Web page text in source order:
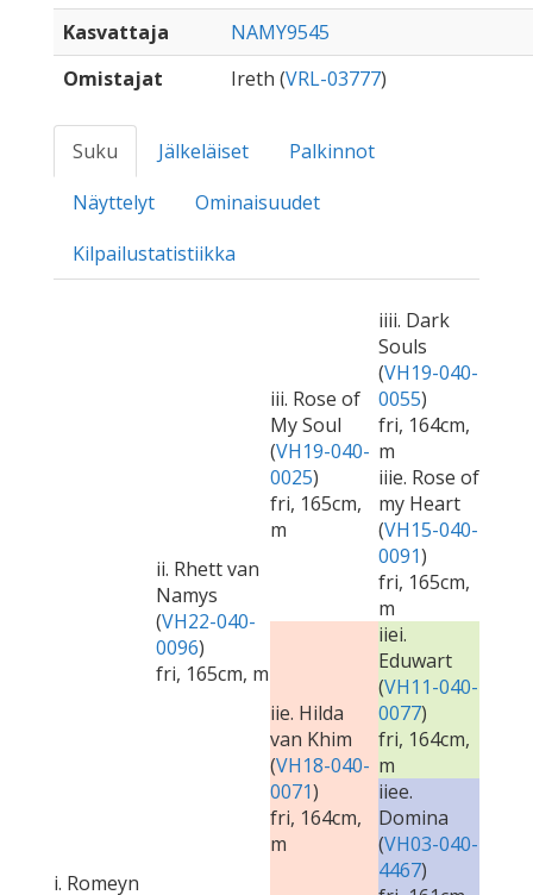
Kasvattaja
NAMY9545
Omistajat
Ireth (VRL-03777)
Suku Jälkeläiset
Palkinnot
Näyttelyt
Ominaisuudet
Kilpailustatistiikka
i. Romeyn
ii. Rhett van
Namys
(VH22-040-
0096)
fri, 165cm, m
iii. Rose of
My Soul
(VH19-040-
0025)
fri, 165cm,
m
iiii. Dark
Souls
(VH19-040-
0055)
fri, 164cm,
m
iiie. Rose of
my Heart
(VH15-040-
0091)
fri, 165cm,
m
iie. Hilda
van Khim
(VH18-040-
0071)
fri, 164cm,
m
iiei.
Eduwart
(VH11-040-
0077)
fri, 164cm,
m
iiee.
Domina
(VH03-040-
4467)